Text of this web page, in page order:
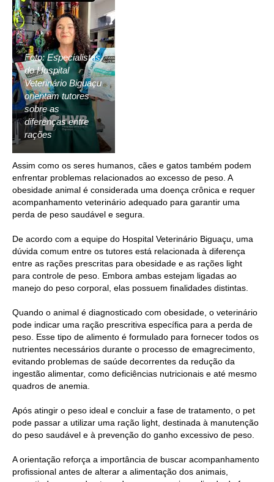
Foto: Especialistas
do Hospital
Veterinário Biguaçu
orientam tutores
sobre as
diferenças entre
rações
Assim como os seres humanos, cães e gatos também podem
enfrentar problemas relacionados ao excesso de peso. A
obesidade animal é considerada uma doença crônica e requer
acompanhamento veterinário adequado para garantir uma
perda de peso saudável e segura.
De acordo com a equipe do Hospital Veterinário Biguaçu, uma
dúvida comum entre os tutores está relacionada à diferença
entre as rações prescritas para obesidade e as rações light
para controle de peso. Embora ambas estejam ligadas ao
manejo do peso corporal, elas possuem finalidades distintas.
Quando o animal é diagnosticado com obesidade, o veterinário
pode indicar uma ração prescritiva específica para a perda de
peso. Esse tipo de alimento é formulado para fornecer todos os
nutrientes necessários durante o processo de emagrecimento,
evitando problemas de saúde decorrentes da redução da
ingestão alimentar, como deficiências nutricionais e até mesmo
quadros de anemia.
Após atingir o peso ideal e concluir a fase de tratamento, o pet
pode passar a utilizar uma ração light, destinada à manutenção
do peso saudável e à prevenção do ganho excessivo de peso.
A orientação reforça a importância de buscar acompanhamento
profissional antes de alterar a alimentação dos animais,